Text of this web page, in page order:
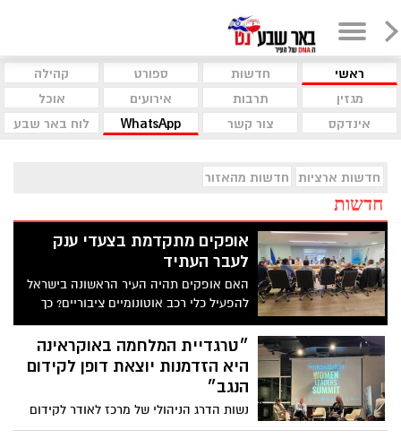
ראשי חדשות ספורט
קהילה
מגזין
תרבות אירועים
אוכל
אינדקס
צור קשר WhatsApp לוח באר שבע
חדשות ארציות חדשות מהאזור
חדשות
אופקים מתקדמת בצעדי ענק
לעבר העתיד
האם אופקים תהיה העיר הראשונה בישראל
להפעיל כלי רכב אוטונומיים ציבוריים? כך
הועלה בדיון שהתקיים בין ראש העיר לשרת
התחבורה, מירי רגב - אשר הגיעה השבוע
לביקור בעיר
״טרגדיית המלחמה באוקראינה
היא הזדמנות יוצאת דופן לקידום
הנגב״
נשות הדרג הניהולי של מרכז לאודר לקידום
תעסוקה בנגב השתתפו בשבוע האחרון